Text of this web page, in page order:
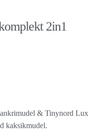
2in1
& Tinynord Lux
kaksikmudel.